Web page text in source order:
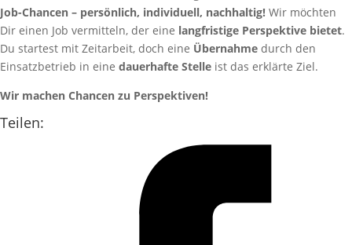
Job-Chancen – persönlich, individuell, nachhaltig! Wir möchten
Dir einen Job vermitteln, der eine langfristige Perspektive bietet.
Du startest mit Zeitarbeit, doch eine Übernahme durch den
Einsatzbetrieb in eine dauerhafte Stelle ist das erklärte Ziel.
Wir machen Chancen zu Perspektiven!
Teilen: